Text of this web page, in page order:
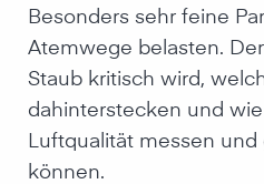
Besonders sehr feine
Atemwege belasten.
Staub kritisch wird,
dahinterstecken und
Luftqualität messen
können.